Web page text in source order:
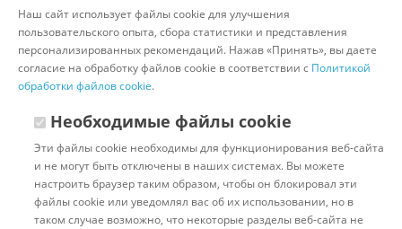
1л
Другие товары 77 Lubricants
Наш сайт использует файлы cookie для улучшения
пользовательского опыта, сбора статистики и представления
персонализированных рекомендаций. Нажав «Принять», вы даете
согласие на обработку файлов cookie в соответствии с Политикой
обработки файлов cookie.
Необходимые файлы cookie
Эти файлы cookie необходимы для функционирования веб-сайта
и не могут быть отключены в наших системах. Вы можете
настроить браузер таким образом, чтобы он блокировал эти
файлы cookie или уведомлял вас об их использовании, но в
таком случае возможно, что некоторые разделы веб-сайта не